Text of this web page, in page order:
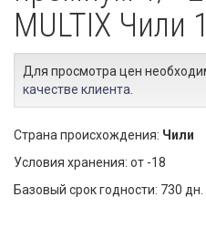
MULTIX Чили
Для просмотра цен
качестве клиента
Страна происхождения: Чили
Условия хранения: от -18
Базовый срок годности: 730 дн.